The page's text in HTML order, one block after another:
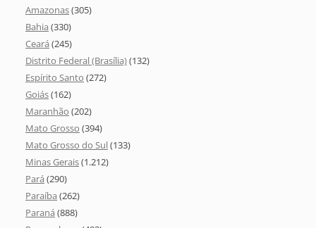
Amazonas(305)
Bahia (330)
Ceará (245)
Distrito Federal (Brasília)(132)
Espírito Santo (272)
Goiás(162)
Maranhão (202)
Mato Grosso (394)
Mato Grosso do Sul(133)
Minas Gerais(1.212)
Pará (290)
Paraíba (262)
Paraná (888)